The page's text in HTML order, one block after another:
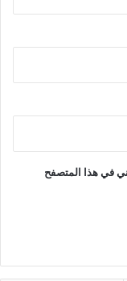
في هذا المتصفح